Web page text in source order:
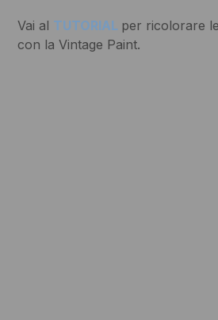
Vai al TUTORIAL per ricolorare
con la Vintage Paint.